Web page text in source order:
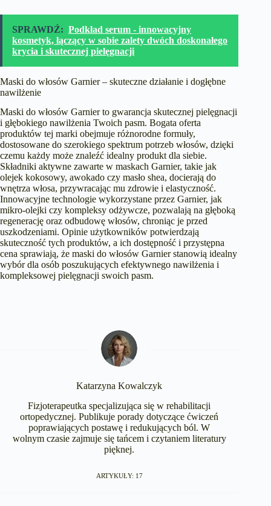
SPRAWDŹ: Podkład serum - innowacyjny
kosmetyk, łączący w sobie zalety dwóch doskonałego
krycia i skutecznej pielęgnacji
Maski do włosów Garnier – skuteczne działanie i dogłębne
nawilżenie
Maski do włosów Garnier to gwarancja skutecznej pielęgnacji
i głębokiego nawilżenia Twoich pasm. Bogata oferta
produktów tej marki obejmuje różnorodne formuły,
dostosowane do szerokiego spektrum potrzeb włosów, dzięki
czemu każdy może znaleźć idealny produkt dla siebie.
Składniki aktywne zawarte w maskach Garnier, takie jak
olejek kokosowy, awokado czy masło shea, docierają do
wnętrza włosa, przywracając mu zdrowie i elastyczność.
Innowacyjne technologie wykorzystane przez Garnier, jak
mikro-olejki czy kompleksy odżywcze, pozwalają na głęboką
regenerację oraz odbudowę włosów, chroniąc je przed
uszkodzeniami. Opinie użytkowników potwierdzają
skuteczność tych produktów, a ich dostępność i przystępna
cena sprawiają, że maski do włosów Garnier stanowią idealny
wybór dla osób poszukujących efektywnego nawilżenia i
kompleksowej pielęgnacji swoich pasm.
Katarzyna Kowalczyk
Fizjoterapeutka specjalizująca się w rehabilitacji
ortopedycznej. Publikuje porady dotyczące ćwiczeń
poprawiających postawę i redukujących ból. W
wolnym czasie zajmuje się tańcem i czytaniem literatury
pięknej.
ARTYKUŁY: 17